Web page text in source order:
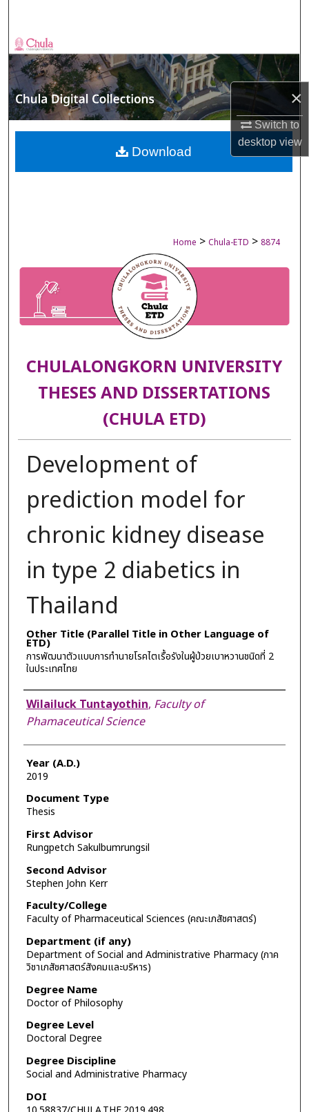
×
Switch to
desktopview
Browse Collections
My Account
About
Digital Commons Network™
Home > Chula-ETD > 8874
CHULALONGKORN UNIVERSITY
THESES AND DISSERTATIONS
(CHULA ETD)
Development of
prediction model for
chronic kidney disease
in type 2 diabetics in
Thailand
Other Title (Parallel Title in Other Language of
ETD)
การพัฒนาตัวแบบการทำนายโรคไตเรื้อรังในผู้ป่วยเบาหวานชนิดที่ 2
ในประเทศไทย
Author
Wilailuck Tuntayothin, Faculty of
Phamaceutical Science
Year (A.D.)
2019
Document Type
Thesis
First Advisor
Rungpetch Sakulbumrungsil
Second Advisor
Stephen John Kerr
Faculty/College
Faculty of Pharmaceutical Sciences (คณะเภสัชศาสตร์)
Department (if any)
Department of Social and Administrative Pharmacy (ภาค
วิชาเภสัชศาสตร์สังคมและบริหาร)
Degree Name
Doctor of Philosophy
Degree Level
Doctoral Degree
Degree Discipline
Social and Administrative Pharmacy
DOI
Download